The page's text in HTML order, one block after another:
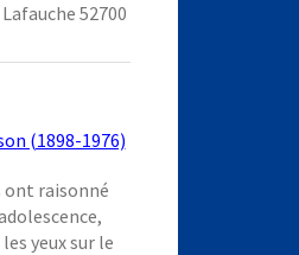
52700
(1898-1976)
ont raisonné
yeux sur le